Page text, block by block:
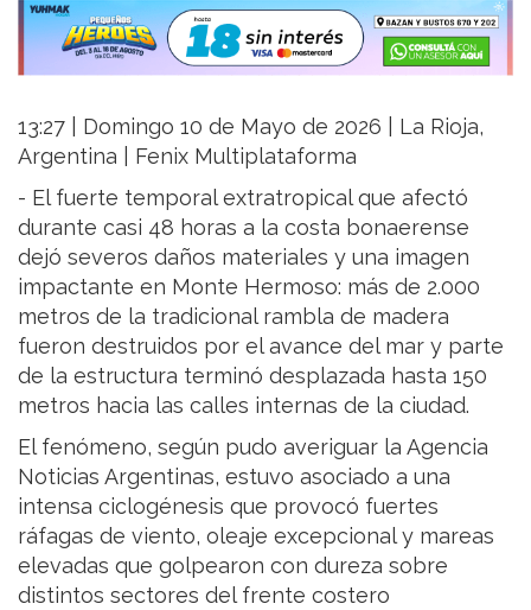
13:27 | Domingo 10 de Mayo de 2026 | La Rioja,
Argentina | Fenix Multiplataforma
- El fuerte temporal extratropical que afectó
durante casi 48 horas a la costa bonaerense
dejó severos daños materiales y una imagen
impactante en Monte Hermoso: más de 2.000
metros de la tradicional rambla de madera
fueron destruidos por el avance del mar y parte
de la estructura terminó desplazada hasta 150
metros hacia las calles internas de la ciudad.
El fenómeno, según pudo averiguar la Agencia
Noticias Argentinas, estuvo asociado a una
intensa ciclogénesis que provocó fuertes
ráfagas de viento, oleaje excepcional y mareas
elevadas que golpearon con dureza sobre
distintos sectores del frente costero